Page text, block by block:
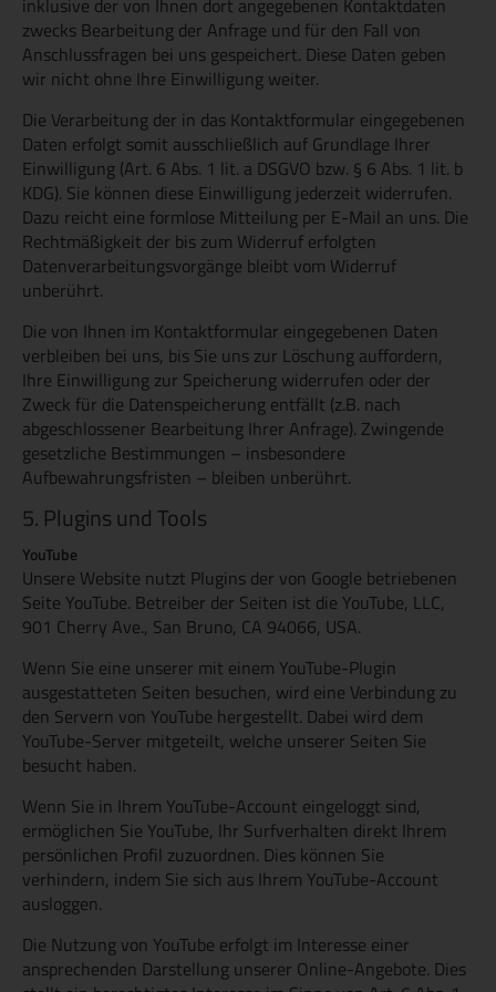
inklusive der von Ihnen dort angegebenen Kontaktdaten
zwecks Bearbeitung der Anfrage und für den Fall von
Anschlussfragen bei uns gespeichert. Diese Daten geben
wir nicht ohne Ihre Einwilligung weiter.
Die Verarbeitung der in das Kontaktformular eingegebenen
Daten erfolgt somit ausschließlich auf Grundlage Ihrer
Einwilligung (Art. 6 Abs. 1 lit. a DSGVO bzw. § 6 Abs. 1 lit. b
KDG). Sie können diese Einwilligung jederzeit widerrufen.
Dazu reicht eine formlose Mitteilung per E-Mail an uns. Die
Rechtmäßigkeit der bis zum Widerruf erfolgten
Datenverarbeitungsvorgänge bleibt vom Widerruf
unberührt.
Die von Ihnen im Kontaktformular eingegebenen Daten
verbleiben bei uns, bis Sie uns zur Löschung auffordern,
Ihre Einwilligung zur Speicherung widerrufen oder der
Zweck für die Datenspeicherung entfällt (z.B. nach
abgeschlossener Bearbeitung Ihrer Anfrage). Zwingende
gesetzliche Bestimmungen – insbesondere
Aufbewahrungsfristen – bleiben unberührt.
5. Plugins und Tools
YouTube
Unsere Website nutzt Plugins der von Google betriebenen
Seite YouTube. Betreiber der Seiten ist die YouTube, LLC,
901 Cherry Ave., San Bruno, CA 94066, USA.
Wenn Sie eine unserer mit einem YouTube-Plugin
ausgestatteten Seiten besuchen, wird eine Verbindung zu
den Servern von YouTube hergestellt. Dabei wird dem
YouTube-Server mitgeteilt, welche unserer Seiten Sie
besucht haben.
Wenn Sie in Ihrem YouTube-Account eingeloggt sind,
ermöglichen Sie YouTube, Ihr Surfverhalten direkt Ihrem
persönlichen Profil zuzuordnen. Dies können Sie
verhindern, indem Sie sich aus Ihrem YouTube-Account
ausloggen.
Die Nutzung von YouTube erfolgt im Interesse einer
ansprechenden Darstellung unserer Online-Angebote. Dies